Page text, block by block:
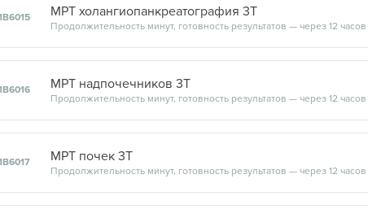
МРТ холангиопанкреатография 3Т
Продолжительность минут, готовность результатов — через 12 часов
МРТ надпочечников 3Т
Продолжительность минут, готовность результатов — через 12 часов
МРТ почек 3Т
Продолжительность минут, готовность результатов — через 12 часов